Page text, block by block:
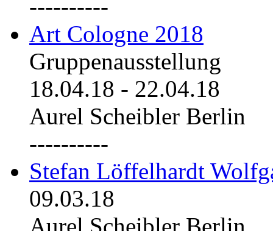
----------
Art Cologne 2018
Gruppenausstellung
18.04.18 - 22.04.18
Aurel Scheibler Berlin
----------
Stefan Löffelhardt
09.03.18
Aurel Scheibler Berlin